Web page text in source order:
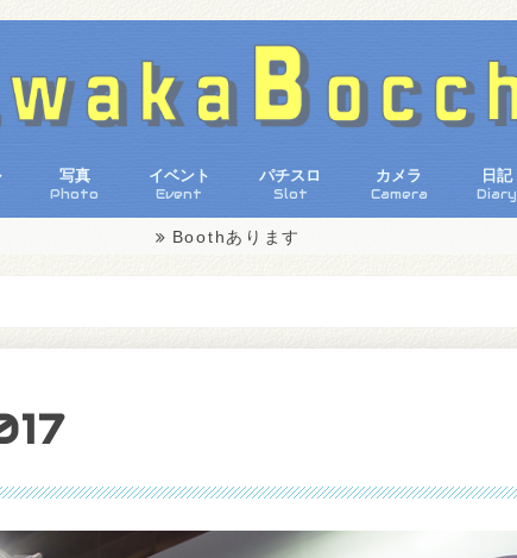
写真
Photo
コミックマーケット92
Anime Japan 2017
大洗海楽フェスタ
コミックマーケット91
第20回大洗あんこう祭り
第６回湯涌ぼんぼり祭り
イベント
Event
パチスロ
Slot
カメラ
Camera
日記
Diary
Boothあります